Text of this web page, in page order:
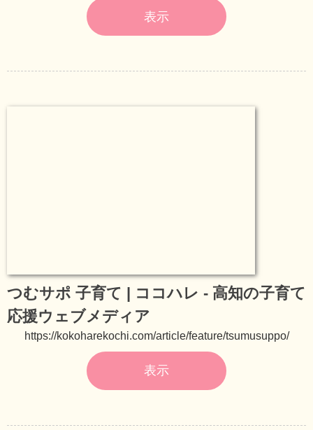
表示
つむサポ 子育て | ココハレ - 高知の子育て
応援ウェブメディア
https://kokoharekochi.com/article/feature/tsumusuppo/
表示